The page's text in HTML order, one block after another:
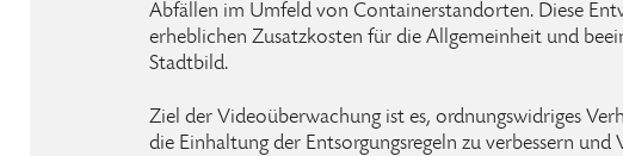
Abfällen im Umfeld von Containerstandorten. Diese
erheblichen Zusatzkosten für die Allgemeinheit und
Stadtbild.
Ziel der Videoüberwachung ist es, ordnungswidriges
die Einhaltung der Entsorgungsregeln zu verbessern und